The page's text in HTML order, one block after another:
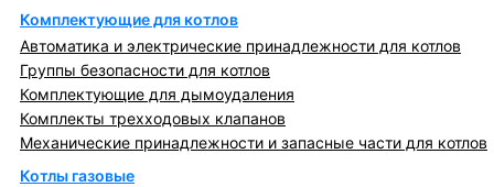
Комплектующие для котлов
Автоматика и электрические принадлежности для котлов
Группы безопасности для котлов
Комплектующие для дымоудаления
Комплекты трехходовых клапанов
Механические принадлежности и запасные части для котлов
Котлы газовые